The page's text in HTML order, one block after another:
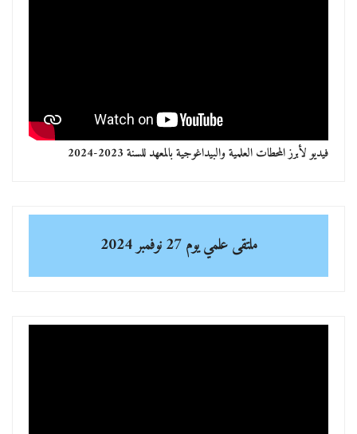
فيديو لأبرز المحطات العلمية والبيداغوجية بالمعهد للسنة 2023-2024
ملتقى علمييوم 27 نوفمبر 2024